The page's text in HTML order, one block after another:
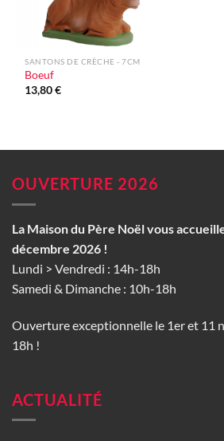
SANTONS DE CRÈCHE - 7CM
Boeuf
13,80€
OUVERTURE 2026
La Maison du Père Noël vous
décembre 2026 !
Lundi > Vendredi : 14h-18h
Samedi & Dimanche : 10h-18h
Ouverture exceptionnelle le 1er et 11
18h !
ACTUALITÉ